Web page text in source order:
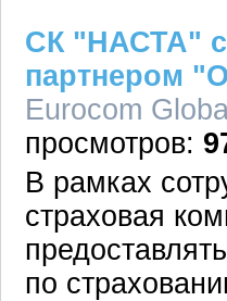
СК "НАСТА"
партнером
Eurocom
В рамках
страховая
по